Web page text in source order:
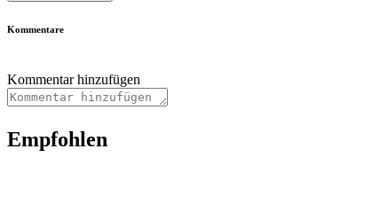
Kommentare
Kommentar hinzufügen
Empfohlen